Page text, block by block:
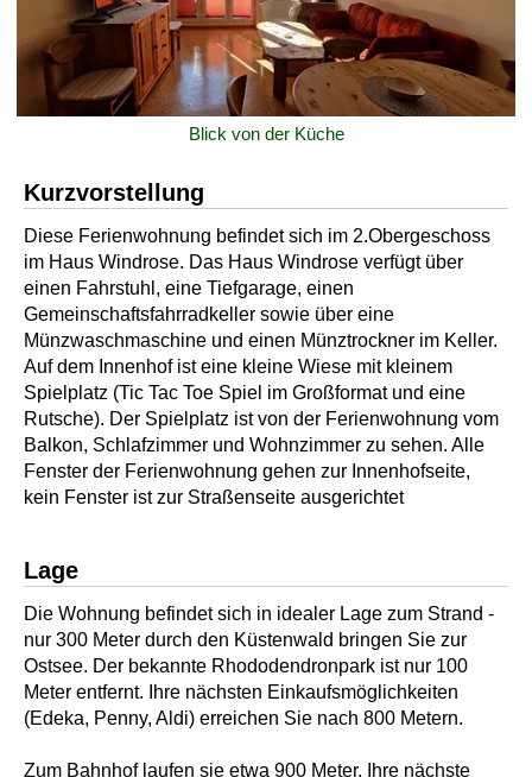
Blick von der Küche
Kurzvorstellung
Diese Ferienwohnung befindet sich im 2.Obergeschoss
im Haus Windrose. Das Haus Windrose verfügt über
einen Fahrstuhl, eine Tiefgarage, einen
Gemeinschaftsfahrradkeller sowie über eine
Münzwaschmaschine und einen Münztrockner im Keller.
Auf dem Innenhof ist eine kleine Wiese mit kleinem
Spielplatz (Tic Tac Toe Spiel im Großformat und eine
Rutsche). Der Spielplatz ist von der Ferienwohnung vom
Balkon, Schlafzimmer und Wohnzimmer zu sehen. Alle
Fenster der Ferienwohnung gehen zur Innenhofseite,
kein Fenster ist zur Straßenseite ausgerichtet
Lage
Die Wohnung befindet sich in idealer Lage zum Strand -
nur 300 Meter durch den Küstenwald bringen Sie zur
Ostsee. Der bekannte Rhododendronpark ist nur 100
Meter entfernt. Ihre nächsten Einkaufsmöglichkeiten
(Edeka, Penny, Aldi) erreichen Sie nach 800 Metern.
Zum Bahnhof laufen sie etwa 900 Meter. Ihre nächste